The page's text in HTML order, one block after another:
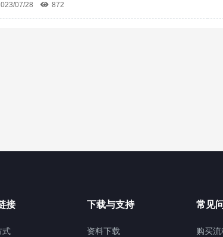
07/28 872
接
式
下载与支持
资料下载
常见
购买流